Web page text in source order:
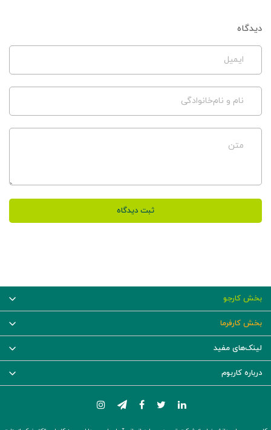
دیدگاه
ایمیل
نام و نام‌خانوادگی
متن
ثبت دیدگاه
بخش کارجو
بخش کارفرما
لینک‌های مفید
درباره کاربوم